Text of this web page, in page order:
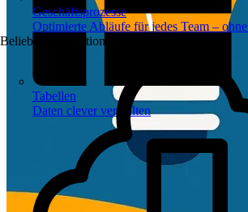
Tabellen
Daten clever verwalten
Geschäftsprozesse
Optimierte Abläufe für jedes Team –
Beliebte Automationen